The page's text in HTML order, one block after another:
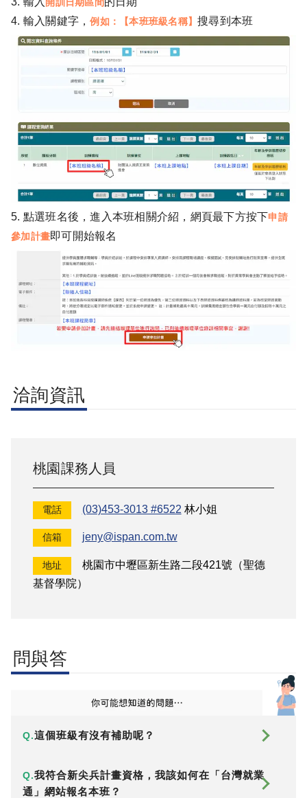
4. 輸入關鍵字，例如：【本班班級名稱】 搜尋到本班
5. 點選班名後，進入本班相關介紹，網頁最下方按下申請
參加計畫即可開始報名
洽詢資訊
桃園課務人員
電話 (03)453-3013 #6522 林小姐
信箱 jeny@ispan.com.tw
地址
桃園市中壢區新生路二段421號（聖德
基督學院）
問與答
Q.這個班級有沒有補助呢？
Q.我符合新尖兵計畫資格，我該如何在「台灣就業
通」網站報名本班？